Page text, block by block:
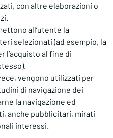
con altre elaborazioni o
all’utente la
selezionati (ad esempio, la
l’acquisto al fine di
vengono utilizzati per
di navigazione dei
la navigazione ed
anche pubblicitari, mirati
interessi.